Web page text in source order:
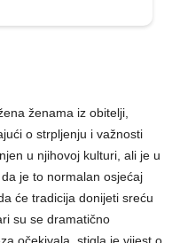
ženama iz obitelji,
o strpljenju i važnosti
u njihovoj kulturi, ali je u
je to normalan osjećaj
će tradicija donijeti sreću
su se dramatično